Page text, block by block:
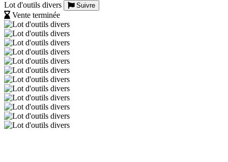
Lot d'outils divers Suivre
Vente terminée